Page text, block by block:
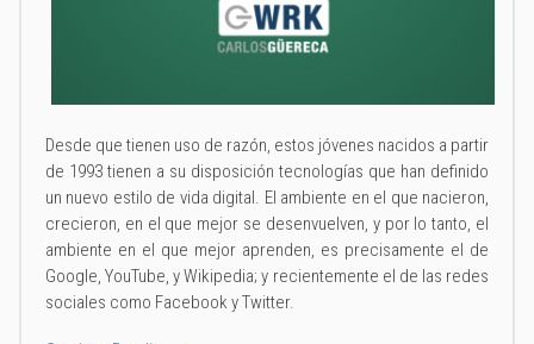
Desde que tienen uso de razón, estos jóvenes nacidos a partir
de 1993 tienen a su disposición tecnologías que han definido
un nuevo estilo de vida digital. El ambiente en el que nacieron,
crecieron, en el que mejor se desenvuelven, y por lo tanto, el
ambiente en el que mejor aprenden, es precisamente el de
Google, YouTube, y Wikipedia; y recientemente el de las redes
sociales como Facebook y Twitter.